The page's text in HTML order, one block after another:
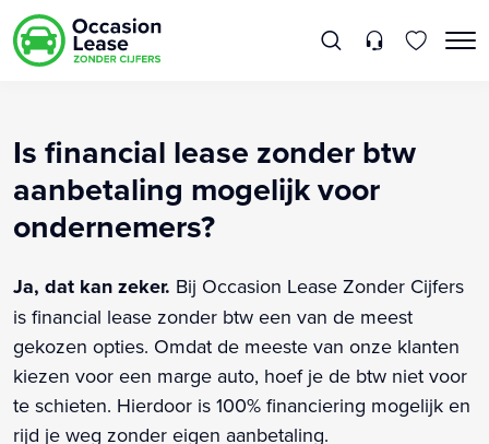
Is financial lease zonder btw
aanbetaling mogelijk voor
ondernemers?
Ja, dat kan zeker. Bij Occasion Lease Zonder Cijfers
is financial lease zonder btw een van de meest
gekozen opties. Omdat de meeste van onze klanten
kiezen voor een marge auto, hoef je de btw niet voor
te schieten. Hierdoor is 100% financiering mogelijk en
rijd je weg zonder eigen aanbetaling.